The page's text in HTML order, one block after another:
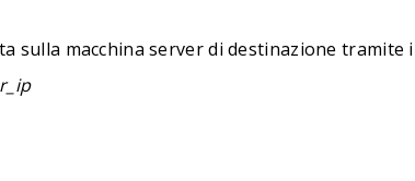
sulla macchina server di destinazione tramite